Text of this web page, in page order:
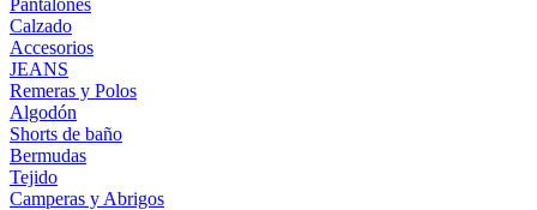
Pantalones
Calzado
Accesorios
JEANS
Remeras y Polos
Algodón
Shorts de baño
Bermudas
Tejido
Camperas y Abrigos